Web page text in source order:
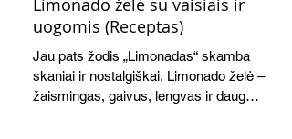
Limonado želė su vaisiais ir
uogomis (Receptas)
Jau pats žodis „Limonadas“ skamba
skaniai ir nostalgiškai. Limonado želė –
žaismingas, gaivus, lengvas ir daug